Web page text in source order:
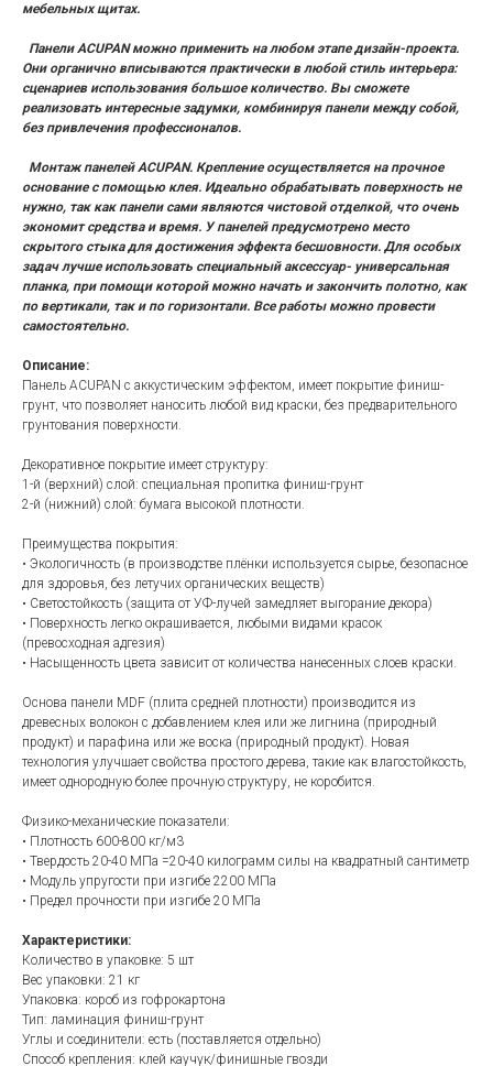
мебельных щитах.
Панели ACUPAN можно применить на любом этапе дизайн-проекта.
Они органично вписываются практически в любой стиль интерьера:
сценариев использования большое количество. Вы сможете
реализовать интересные задумки, комбинируя панели между собой,
без привлечения профессионалов.
Монтаж панелей ACUPAN. Крепление осуществляется на прочное
основание с помощью клея. Идеально обрабатывать поверхность не
нужно, так как панели сами являются чистовой отделкой, что очень
экономит средства и время. У панелей предусмотрено место
скрытого стыка для достижения эффекта бесшовности. Для особых
задач лучше использовать специальный аксессуар- универсальная
планка, при помощи которой можно начать и закончить полотно, как
по вертикали, так и по горизонтали. Все работы можно провести
самостоятельно.
Описание:
Панель ACUPAN с аккустическим эффектом, имеет покрытие финиш-
грунт, что позволяет наносить любой вид краски, без предварительного
грунтования поверхности.
Декоративное покрытие имеет структуру:
1-й (верхний) слой: специальная пропитка финиш-грунт
2-й (нижний) слой: бумага высокой плотности.
Преимущества покрытия:
• Экологичность (в производстве плёнки используется сырье, безопасное
для здоровья, без летучих органических веществ)
• Светостойкость (защита от УФ-лучей замедляет выгорание декора)
• Поверхность легко окрашивается, любыми видами красок
(превосходная адгезия)
• Насыщенность цвета зависит от количества нанесенных слоев краски.
Основа панели MDF (плита средней плотности) производится из
древесных волокон с добавлением клея или же лигнина (природный
продукт) и парафина или же воска (природный продукт). Новая
технология улучшает свойства простого дерева, такие как влагостойкость,
имеет однородную более прочную структуру, не коробится.
Физико-механические показатели:
• Плотность 600-800 кг/м3
• Твердость 20-40 МПа =20-40 килограмм силы на квадратный сантиметр
• Модуль упругости при изгибе 2200 МПа
• Предел прочности при изгибе 20 МПа
Характеристики:
Количество в упаковке: 5 шт
Вес упаковки: 21 кг
Упаковка: короб из гофрокартона
Тип: ламинация финиш-грунт
Углы и соединители: есть (поставляется отдельно)
Способ крепления: клей каучук/финишные гвозди